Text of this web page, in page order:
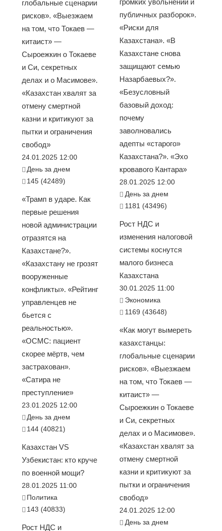
глобальные сценарии
рисков». «Выезжаем
на том, что Токаев —
китаист» —
Сыроежкин о Токаеве
и Си, секретных
делах и о Масимове».
«Казахстан хвалят за
отмену смертной
казни и критикуют за
пытки и ограничения
свобод»
24.01.2025 12:00
День за днем
145 (42489)
«Трамп в ударе. Как
первые решения
новой администрации
отразятся на
Казахстане?».
«Казахстану не грозят
вооруженные
конфликты». «Рейтинг
управленцев не
бьется с
реальностью».
«ОСМС: пациент
скорее мёртв, чем
застрахован».
«Сатира не
преступление»
23.01.2025 12:00
День за днем
144 (40821)
Казахстан VS
Узбекистан: кто круче
по военной мощи?
28.01.2025 11:00
Политика
143 (40833)
Рост НДС и
публичных разборок».
«Риски для
Казахстана». «В
Казахстане снова
защищают семью
Назарбаевых?».
«Безусловный
базовый доход:
почему
заволновались
адепты «старого»
Казахстана?». «Эхо
кровавого Кантара»
28.01.2025 12:00
День за днем
1181 (43496)
Рост НДС и
изменения налоговой
системы коснутся
малого бизнеса
Казахстана
30.01.2025 11:00
Экономика
1169 (43648)
«Как могут вымереть
казахстанцы:
глобальные сценарии
рисков». «Выезжаем
на том, что Токаев —
китаист» —
Сыроежкин о Токаеве
и Си, секретных
делах и о Масимове».
«Казахстан хвалят за
отмену смертной
казни и критикуют за
пытки и ограничения
свобод»
24.01.2025 12:00
День за днем